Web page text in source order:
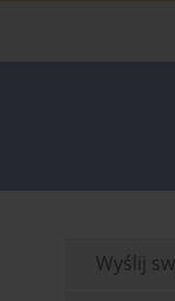
Wyślij